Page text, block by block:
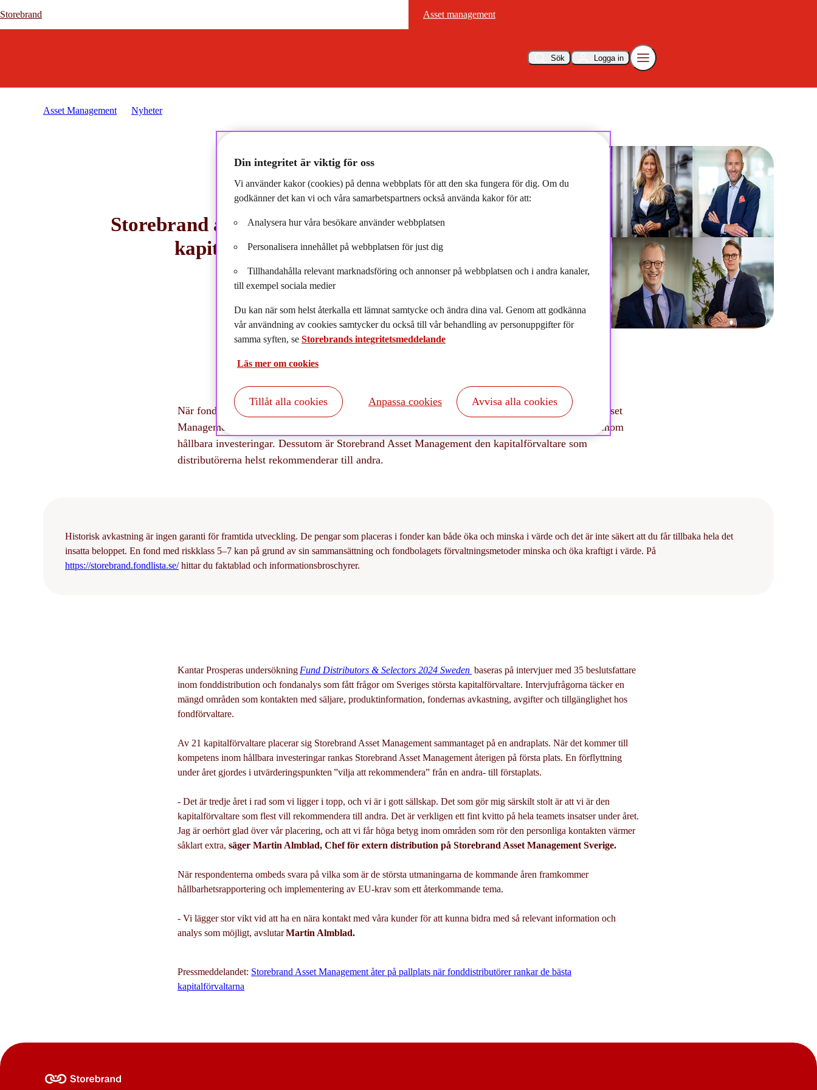
Storebrand Asset management
Sök Logga in
Storebrand Asset management
Asset Management Nyheter
Storebrand åter på pallplats när de bästa
kapitalförvaltarna rankas
2024-12-11
När fonddistributörer betygsätter de största kapitalförvaltarna i Sverige placerar sig Storebrand Asset
Management sammantaget på en andraplats och tar återigen hem förstapriset för sin kompetens inom
hållbara investeringar. Dessutom är Storebrand Asset Management den kapitalförvaltare som
distributörerna helst rekommenderar till andra.
Historisk avkastning är ingen garanti för framtida utveckling. De pengar som placeras i fonder kan både öka och minska i värde och det är inte säkert att du får tillbaka hela det
insatta beloppet. En fond med riskklass 5–7 kan på grund av sin sammansättning och fondbolagets förvaltningsmetoder minska och öka kraftigt i värde. På
https://storebrand.fondlista.se/hittar du faktablad och informationsbroschyrer.
Kantar Prosperas undersökning Fund Distributors & Selectors 2024 Sweden baseras på intervjuer med 35 beslutsfattare
inom fonddistribution och fondanalys som fått frågor om Sveriges största kapitalförvaltare. Intervjufrågorna täcker en
mängd områden som kontakten med säljare, produktinformation, fondernas avkastning, avgifter och tillgänglighet hos
fondförvaltare.
Av 21 kapitalförvaltare placerar sig Storebrand Asset Management sammantaget på en andraplats. När det kommer till
kompetens inom hållbara investeringar rankas Storebrand Asset Management återigen på första plats. En förflyttning
under året gjordes i utvärderingspunkten ”vilja att rekommendera” från en andra- till förstaplats.
- Det är tredje året i rad som vi ligger i topp, och vi är i gott sällskap. Det som gör mig särskilt stolt är att vi är den
kapitalförvaltare som flest vill rekommendera till andra. Det är verkligen ett fint kvitto på hela teamets insatser under året.
Jag är oerhört glad över vår placering, och att vi får höga betyg inom områden som rör den personliga kontakten värmer
såklart extra, säger Martin Almblad, Chef för extern distribution på Storebrand Asset Management Sverige.
När respondenterna ombeds svara på vilka som är de största utmaningarna de kommande åren framkommer
hållbarhetsrapportering och implementering av EU-krav som ett återkommande tema.
- Vi lägger stor vikt vid att ha en nära kontakt med våra kunder för att kunna bidra med så relevant information och
analys som möjligt, avslutarMartin Almblad.
Pressmeddelandet: Storebrand Asset Management åter på pallplats när fonddistributörer rankar de bästa
kapitalförvaltarna
Din integritet är viktig för oss
Vi använder kakor (cookies) på denna webbplats för att den ska fungera för dig. Om du
godkänner det kan vi och våra samarbetspartners också använda kakor för att:
Analysera hur våra besökare använder webbplatsen
Personalisera innehållet på webbplatsen för just dig
Tillhandahålla relevant marknadsföring och annonser på webbplatsen och i andra kanaler,
till exempel sociala medier
Du kan när som helst återkalla ett lämnat samtycke och ändra dina val. Genom att godkänna
vår användning av cookies samtycker du också till vår behandling av personuppgifter för
samma syften, se Storebrands integritetsmeddelande
Läs mer om cookies
Anpassa cookies Avvisa alla cookies
Tillåt alla cookies